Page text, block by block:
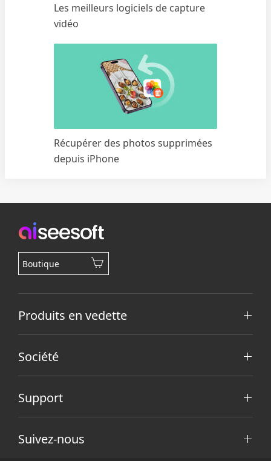
Les meilleurs logiciels de capture
vidéo
Récupérer des photos supprimées
depuis iPhone
Boutique
Produits en vedette
Société
Support
Suivez-nous